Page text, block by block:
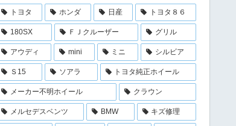
トヨタ ホンダ 日産 トヨタ８６
180SX ＦＪクルーザー グリル
アウディ mini ミニ シルビア
Ｓ15 ソアラ トヨタ純正ホイール
メーカー不明ホイール クラウン
メルセデスベンツ BMW キズ修理